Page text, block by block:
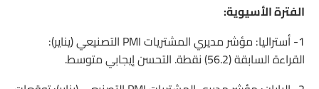
الفترة الأسيوية:
1- أستراليا: مؤشر مديري المشتريات PMI التصنيعي (يناير):
القراءة السابقة (56.2) نقطة. التحسن إيجابي متوسط.